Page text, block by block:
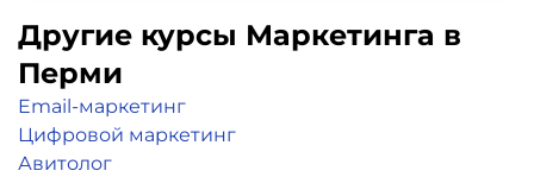
Другие курсы Маркетинга в
Перми
Email-маркетинг
Цифровой маркетинг
Авитолог